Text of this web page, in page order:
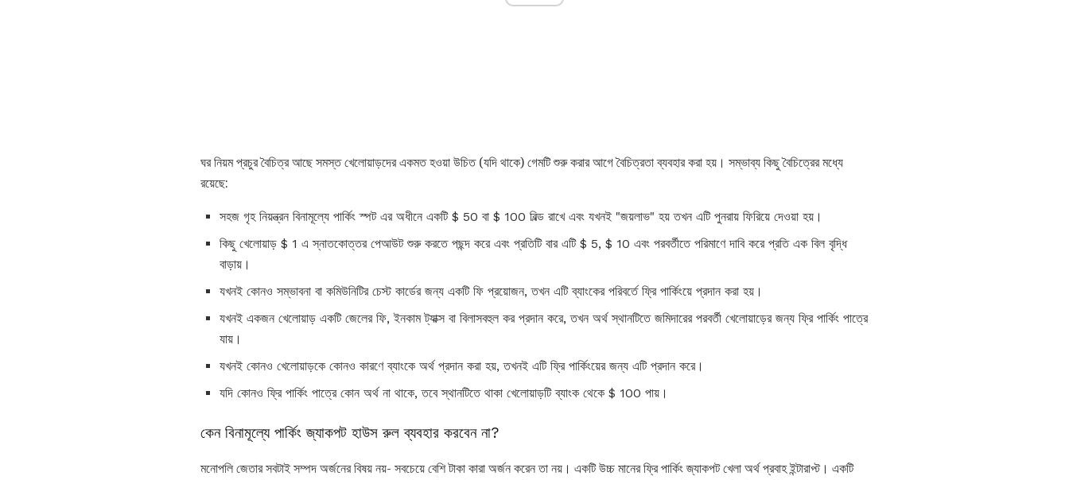
ঘর নিয়ম প্রচুর বৈচিত্র আছে সমস্ত খেলোয়াড়দের একমত হওয়া উচিত (যদি থাকে) গেমটি শুরু করার আগে বৈচিত্রতা ব্যবহার করা হয়। সম্ভাব্য কিছু বৈচিত্রের মধ্যে
রয়েছে:
সহজ গৃহ নিয়ন্ত্রন বিনামূল্যে পার্কিং স্পট এর অধীনে একটি $ 50 বা $ 100 বিল্ড রাখে এবং যখনই "জয়লাভ" হয় তখন এটি পুনরায় ফিরিয়ে দেওয়া হয়।
কিছু খেলোয়াড় $ 1 এ স্নাতকোত্তর পেআউট শুরু করতে পছন্দ করে এবং প্রতিটি বার এটি $ 5, $ 10 এবং পরবর্তীতে পরিমাণে দাবি করে প্রতি এক বিল বৃদ্ধি
বাড়ায়।
যখনই কোনও সম্ভাবনা বা কমিউনিটির চেস্ট কার্ডের জন্য একটি ফি প্রয়োজন, তখন এটি ব্যাংকের পরিবর্তে ফ্রি পার্কিংয়ে প্রদান করা হয়।
যখনই একজন খেলোয়াড় একটি জেলের ফি, ইনকাম ট্যাক্স বা বিলাসবহুল কর প্রদান করে, তখন অর্থ স্থানটিতে জমিদারের পরবর্তী খেলোয়াড়ের জন্য ফ্রি পার্কিং পাত্রে
যায়।
যখনই কোনও খেলোয়াড়কে কোনও কারণে ব্যাংকে অর্থ প্রদান করা হয়, তখনই এটি ফ্রি পার্কিংয়ের জন্য এটি প্রদান করে।
যদি কোনও ফ্রি পার্কিং পাত্রে কোন অর্থ না থাকে, তবে স্থানটিতে থাকা খেলোয়াড়টি ব্যাংক থেকে $ 100 পায়।
কেন বিনামূল্যে পার্কিং জ্যাকপট হাউস রুল ব্যবহার করবেন না?
মনোপলি জেতার সবটাই সম্পদ অর্জনের বিষয় নয়- সবচেয়ে বেশি টাকা কারা অর্জন করেন তা নয়। একটি উচ্চ মানের ফ্রি পার্কিং জ্যাকপট খেলা অর্থ প্রবাহ ইন্টারাপ্ট। একটি